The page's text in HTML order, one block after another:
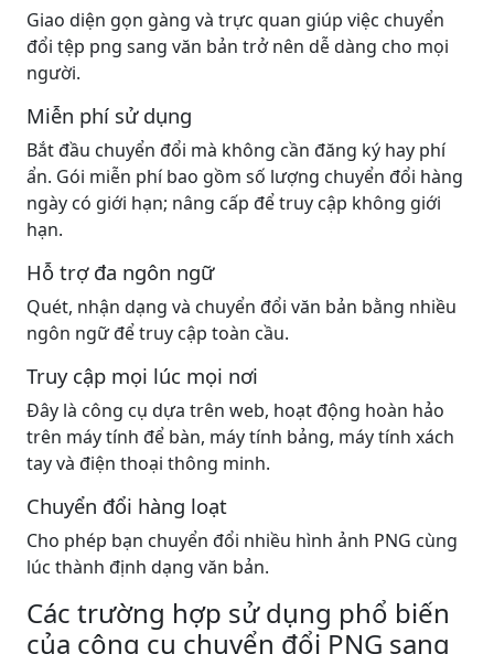
Giao diện gọn gàng và trực quan giúp việc chuyển
đổi tệp png sang văn bản trở nên dễ dàng cho mọi
người.
Miễn phí sử dụng
Bắt đầu chuyển đổi mà không cần đăng ký hay phí
ẩn. Gói miễn phí bao gồm số lượng chuyển đổi hàng
ngày có giới hạn; nâng cấp để truy cập không giới
hạn.
Hỗ trợ đa ngôn ngữ
Quét, nhận dạng và chuyển đổi văn bản bằng nhiều
ngôn ngữ để truy cập toàn cầu.
Truy cập mọi lúc mọi nơi
Đây là công cụ dựa trên web, hoạt động hoàn hảo
trên máy tính để bàn, máy tính bảng, máy tính xách
tay và điện thoại thông minh.
Chuyển đổi hàng loạt
Cho phép bạn chuyển đổi nhiều hình ảnh PNG cùng
lúc thành định dạng văn bản.
Các trường hợp sử dụng phổ biến
của công cụ chuyển đổi PNG sang